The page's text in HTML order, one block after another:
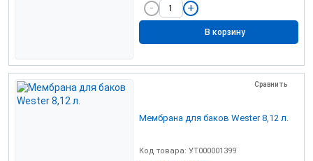
В корзину
Сравнить
Мембрана для баков Wester 8,12 л.
Код товара: УТ000001399